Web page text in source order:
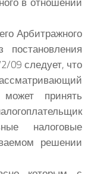
Арбитражного
09 следует, что
принять
налоговые
решении